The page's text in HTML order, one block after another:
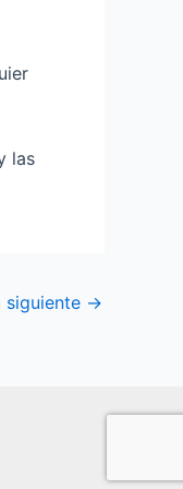
las
siguiente →